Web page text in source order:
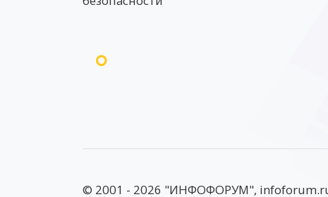
© 2001 - 2026 "ИНФОФОРУМ",